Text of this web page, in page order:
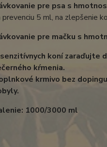
pre psa s
prevenciu 5 ml, na zlepšenie
pre mačku s
koní zaraďujte
kŕmenia.
krmivo bez
1000/3000 ml